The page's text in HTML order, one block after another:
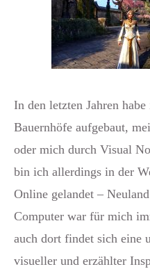
In den letzten Jahren
Bauernhöfe aufgebaut,
oder mich durch Visual
bin ich allerdings in der
Online gelandet –
Computer war für mich
auch dort findet sich eine
visueller und erzählter